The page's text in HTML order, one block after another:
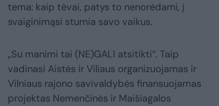
tema: kaip tėvai, patys to nenorėdami, į
svaiginimąsi stumia savo vaikus.
„Su manimi tai (NE)GALI atsitikti“. Taip
vadinasi Aistės ir Viliaus organizuojamas ir
Vilniaus rajono savivaldybės finansuojamas
projektas Nemenčinės ir Maišiagalos